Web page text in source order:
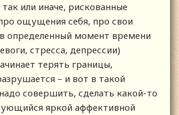
или иначе, рискованные
ощущения себя, про свои
определенный момент времени
стресса, депрессии)
терять границы,
– и вот в такой
совершить, сделать какой-то
яркой аффективной